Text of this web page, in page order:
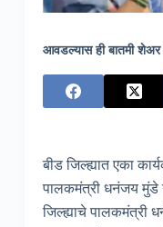
आवडल्यास ही बातमी शेअर
बीड जिल्ह्यात एका
पालकमंत्री धनंजय मुंडे
जिल्ह्याचे